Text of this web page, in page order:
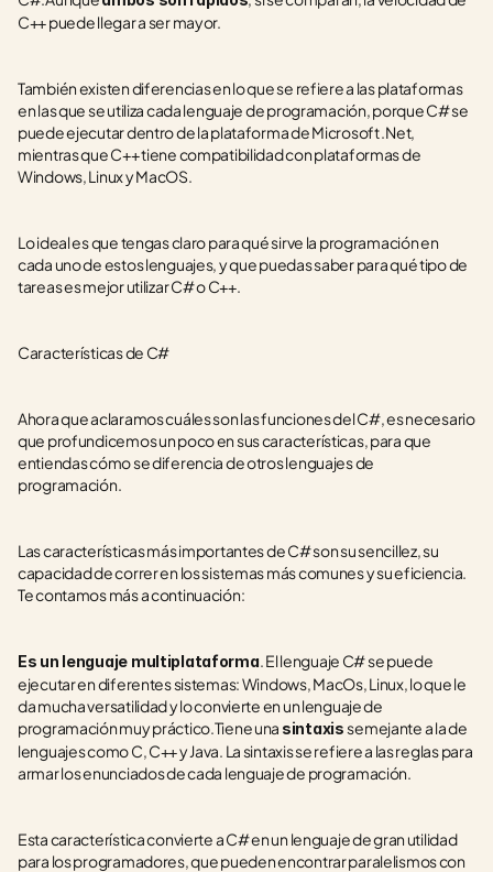
C++ puede llegar a ser mayor.
También existen diferencias en lo que se refiere a las plataformas
en las que se utiliza cada lenguaje de programación, porque C# se
puede ejecutar dentro de la plataforma de Microsoft .Net,
mientras que C++ tiene compatibilidad con plataformas de
Windows, Linux y MacOS.
Lo ideal es que tengas claro para qué sirve la programación en
cada uno de estos lenguajes, y que puedas saber para qué tipo de
tareas es mejor utilizar C# o C++.
Características de C#
Ahora que aclaramos cuáles son las funciones del C#, es necesario
que profundicemos un poco en sus características, para que
entiendas cómo se diferencia de otros lenguajes de
programación.
Las características más importantes de C# son su sencillez, su
capacidad de correr en los sistemas más comunes y su eficiencia.
Te contamos más a continuación:
Es un lenguaje multiplataforma. El lenguaje C# se puede
ejecutar en diferentes sistemas: Windows, MacOs, Linux, lo que le
da mucha versatilidad y lo convierte en un lenguaje de
programación muy práctico.Tiene una sintaxis semejante a la de
lenguajes como C, C++ y Java. La sintaxis se refiere a las reglas para
armar los enunciados de cada lenguaje de programación.
Esta característica convierte a C# en un lenguaje de gran utilidad
para los programadores, que pueden encontrar paralelismos con